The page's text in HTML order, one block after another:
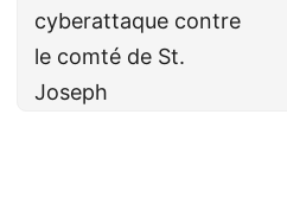
cyberattaque contre
le comté de St.
Joseph